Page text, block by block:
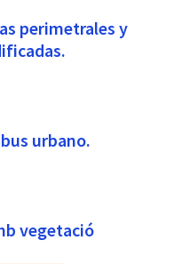
perimetrales y
urbano.
vegetació